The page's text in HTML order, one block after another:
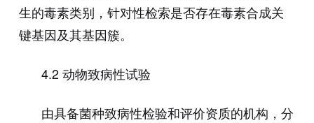
生的毒素类别，针对性检索是否存在毒素合成关
键基因及其基因簇。
4.2 动物致病性试验
由具备菌种致病性检验和评价资质的机构，分